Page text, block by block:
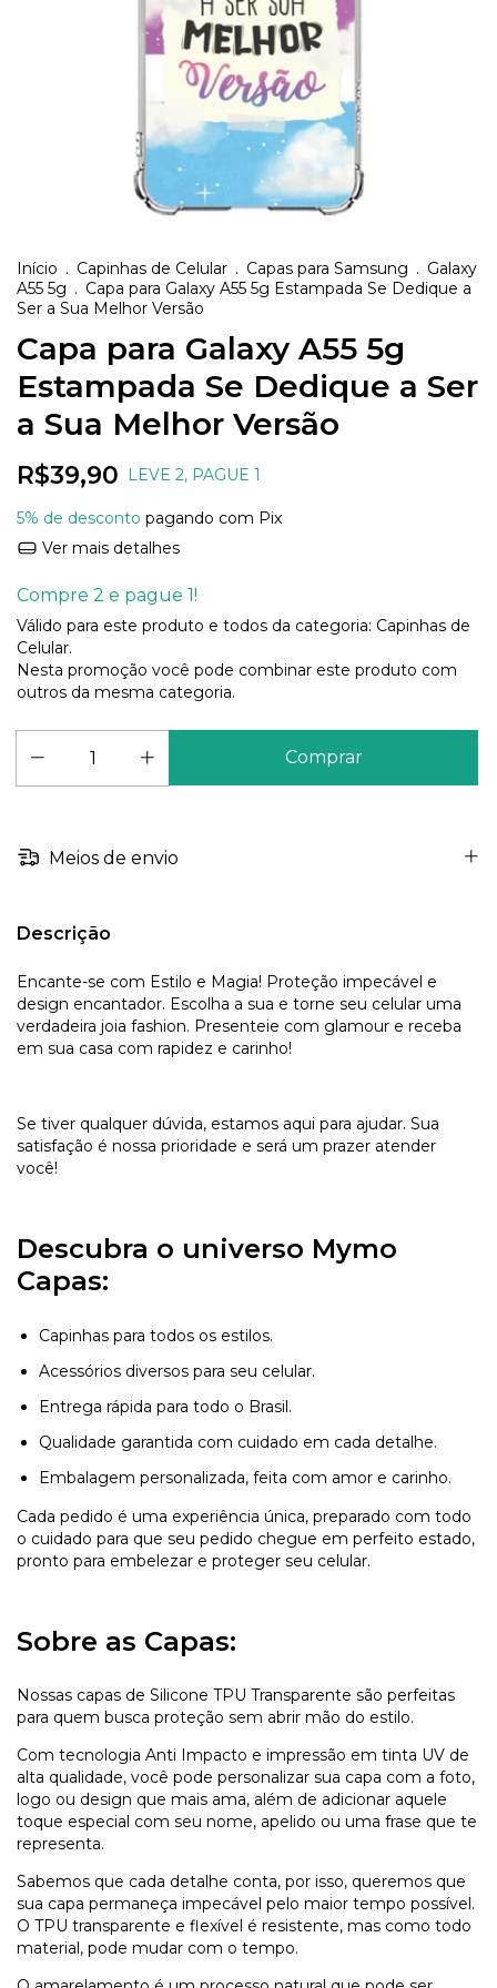
Início . Capinhas de Celular . Capas para Samsung . Galaxy
A55 5g . Capa para Galaxy A55 5g Estampada Se Dedique a
Ser a Sua Melhor Versão
Capa para Galaxy A55 5g
Estampada Se Dedique a Ser
a Sua Melhor Versão
R$39,90 LEVE 2, PAGUE 1
5% de desconto pagando com Pix
Ver mais detalhes
Compre 2 e pague 1!
Válido para este produto e todos da categoria: Capinhas de
Celular.
Nesta promoção você pode combinar este produto com
outros da mesma categoria.
Meios de envio
Descrição
Encante-se com Estilo e Magia! Proteção impecável e
design encantador. Escolha a sua e torne seu celular uma
verdadeira joia fashion. Presenteie com glamour e receba
em sua casa com rapidez e carinho!
Se tiver qualquer dúvida, estamos aqui para ajudar. Sua
satisfação é nossa prioridade e será um prazer atender
você!
Descubra o universo Mymo
Capas:
Capinhas para todos os estilos.
Acessórios diversos para seu celular.
Entrega rápida para todo o Brasil.
Qualidade garantida com cuidado em cada detalhe.
Embalagem personalizada, feita com amor e carinho.
Cada pedido é uma experiência única, preparado com todo
o cuidado para que seu pedido chegue em perfeito estado,
pronto para embelezar e proteger seu celular.
Sobre as Capas:
Nossas capas de Silicone TPU Transparente são perfeitas
para quem busca proteção sem abrir mão do estilo.
Com tecnologia Anti Impacto e impressão em tinta UV de
alta qualidade, você pode personalizar sua capa com a foto,
logo ou design que mais ama, além de adicionar aquele
toque especial com seu nome, apelido ou uma frase que te
representa.
Sabemos que cada detalhe conta, por isso, queremos que
sua capa permaneça impecável pelo maior tempo possível.
O TPU transparente e flexível é resistente, mas como todo
material, pode mudar com o tempo.